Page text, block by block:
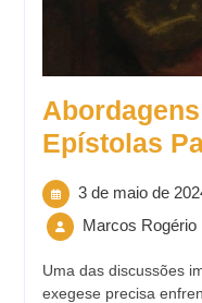
Epístolas
3 de maio de
Marcos Rogério
Uma das discussões
exegese precisa